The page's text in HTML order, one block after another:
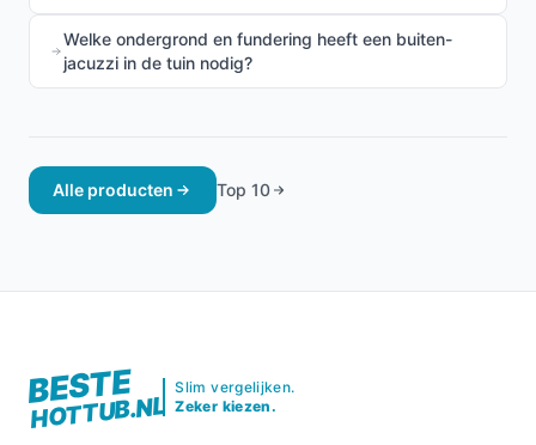
Welke ondergrond en fundering heeft een buiten-
jacuzzi in de tuin nodig?
Alle producten Top 10
BESTE
HOTTUB.NL
Slim vergelijken.
Zeker kiezen.